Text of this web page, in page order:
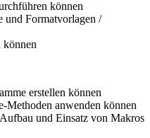
können
und Formatvorlagen /
können
erstellen können
Methoden anwenden können
und Einsatz von Makros